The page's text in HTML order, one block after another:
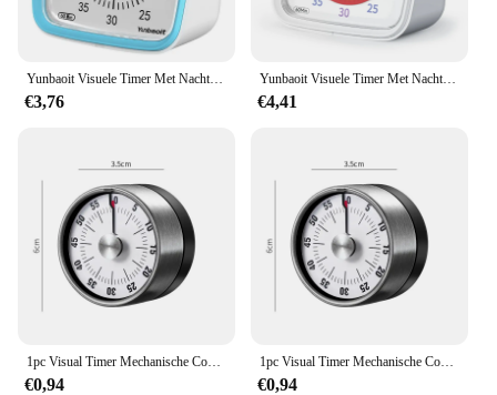
Yunbaoit Visuele Timer Met Nachtlampje, Afteltimer Van 60 Minuten Voor Kinderen En Volwassenen, Timer Voor Thuis, Op School Of Op Het Werk
€3,76
Yunbaoit Visuele Timer Met Nachtlampje, Afteltimer Van 60 Minuten Voor Kinderen En Volwassenen, Stille Klassikale Timer Voor Thuis, School
€4,41
€0,94
1pc Visual Timer Mechanische Countdown Timers Keuken Klaslokaal Bakklok Voor Teaching Meeting Cookin Werken
€0,94